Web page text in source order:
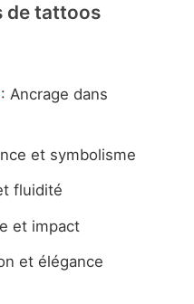
de tattoos
Ancrage dans
et symbolisme
fluidité
et impact
et élégance